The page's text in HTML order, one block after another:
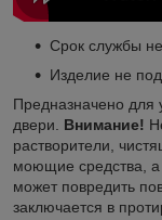
Срок службы
Изделие не
Предназначено для
двери. Внимание!
растворители,
моющие средства, а
может повредить
заключается в